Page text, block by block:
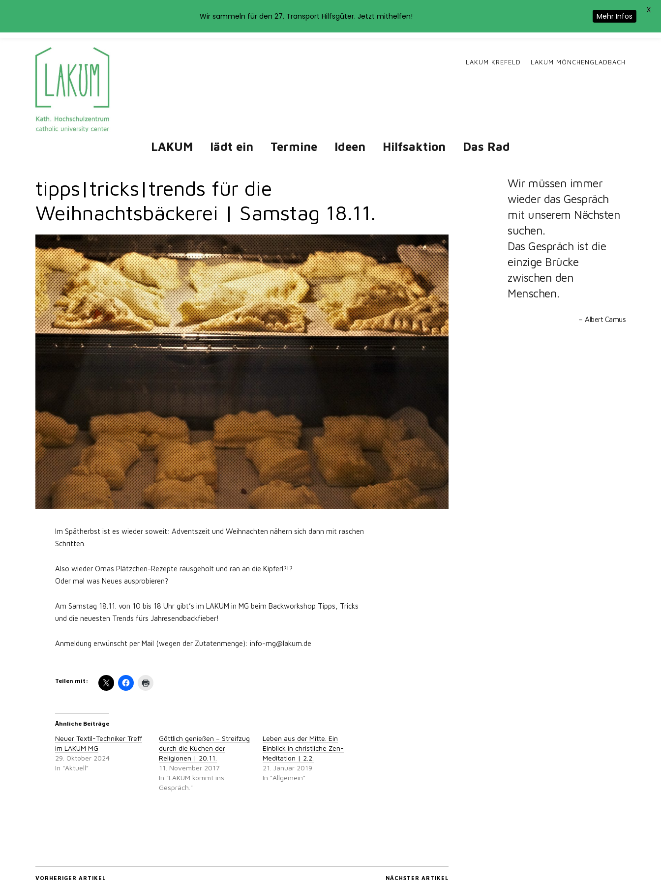
LAKUM KREFELD LAKUM MÖNCHENGLADBACH
LAKUM lädt ein Termine Ideen Hilfsaktion Das Rad
tipps|tricks|trends für die
Weihnachtsbäckerei | Samstag 18.11.
Im Spätherbst ist es wieder soweit: Adventszeit und Weihnachten nähern sich dann mit raschen
Schritten.
Also wieder Omas Plätzchen-Rezepte rausgeholt und ran an die Kipferl?!?
Oder mal was Neues ausprobieren?
Am Samstag 18.11. von 10 bis 18 Uhr gibt’s im LAKUM in MG beim Backworkshop Tipps, Tricks
und die neuesten Trends fürs Jahresendbackfieber!
Anmeldung erwünscht per Mail (wegen der Zutatenmenge): info-mg@lakum.de
Teilen mit:
Ähnliche Beiträge
Neuer Textil-Techniker Treff
im LAKUM MG
29. Oktober 2024
In "Aktuell"
Göttlich genießen – Streifzug
durch die Küchen der
Religionen | 20.11.
11. November 2017
In "LAKUM kommt ins
Gespräch."
Leben aus der Mitte. Ein
Einblick in christliche Zen-
Meditation | 2.2.
21. Januar 2019
In "Allgemein"
VORHERIGER ARTIKEL NÄCHSTER ARTIKEL
Wir müssen immer
wieder das Gespräch
mit unserem Nächsten
suchen.
Das Gespräch ist die
einzige Brücke
zwischen den
Menschen.
Albert Camus
Wir sammeln für den 27. Transport Hilfsgüter. Jetzt mithelfen! Mehr Infos
X